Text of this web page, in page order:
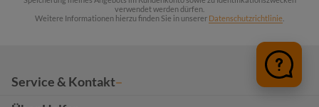
verwendet werden dürfen.
Weitere Informationen hierzu finden Sie in unserer Datenschutzrichtlinie
Service & Kontakt